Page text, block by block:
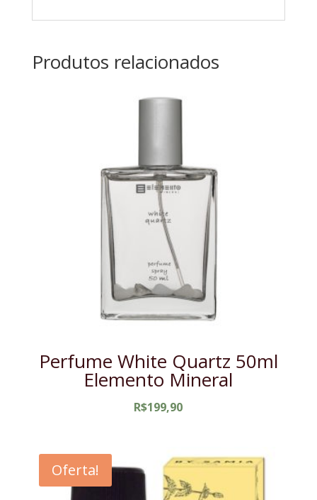
Produtos relacionados
Perfume White Quartz 50ml
Elemento Mineral
R$199,90
Oferta!